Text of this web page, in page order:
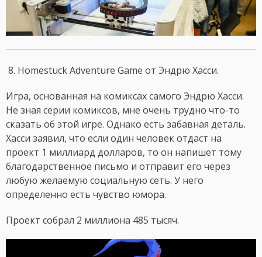
8. Homestuck Adventure Game от Эндрю Хасси.
Игра, основанная на комиксах самого Эндрю Хасси.
Не зная серии комиксов, мне очень трудно что-то
сказать об этой игре. Однако есть забавная деталь.
Хасси заявил, что если один человек отдаст на
проект 1 миллиард долларов, то он напишет тому
благодарственное письмо и отправит его через
любую желаемую социальную сеть. У него
определенно есть чувство юмора.
Проект собрал 2 миллиона 485 тысяч.